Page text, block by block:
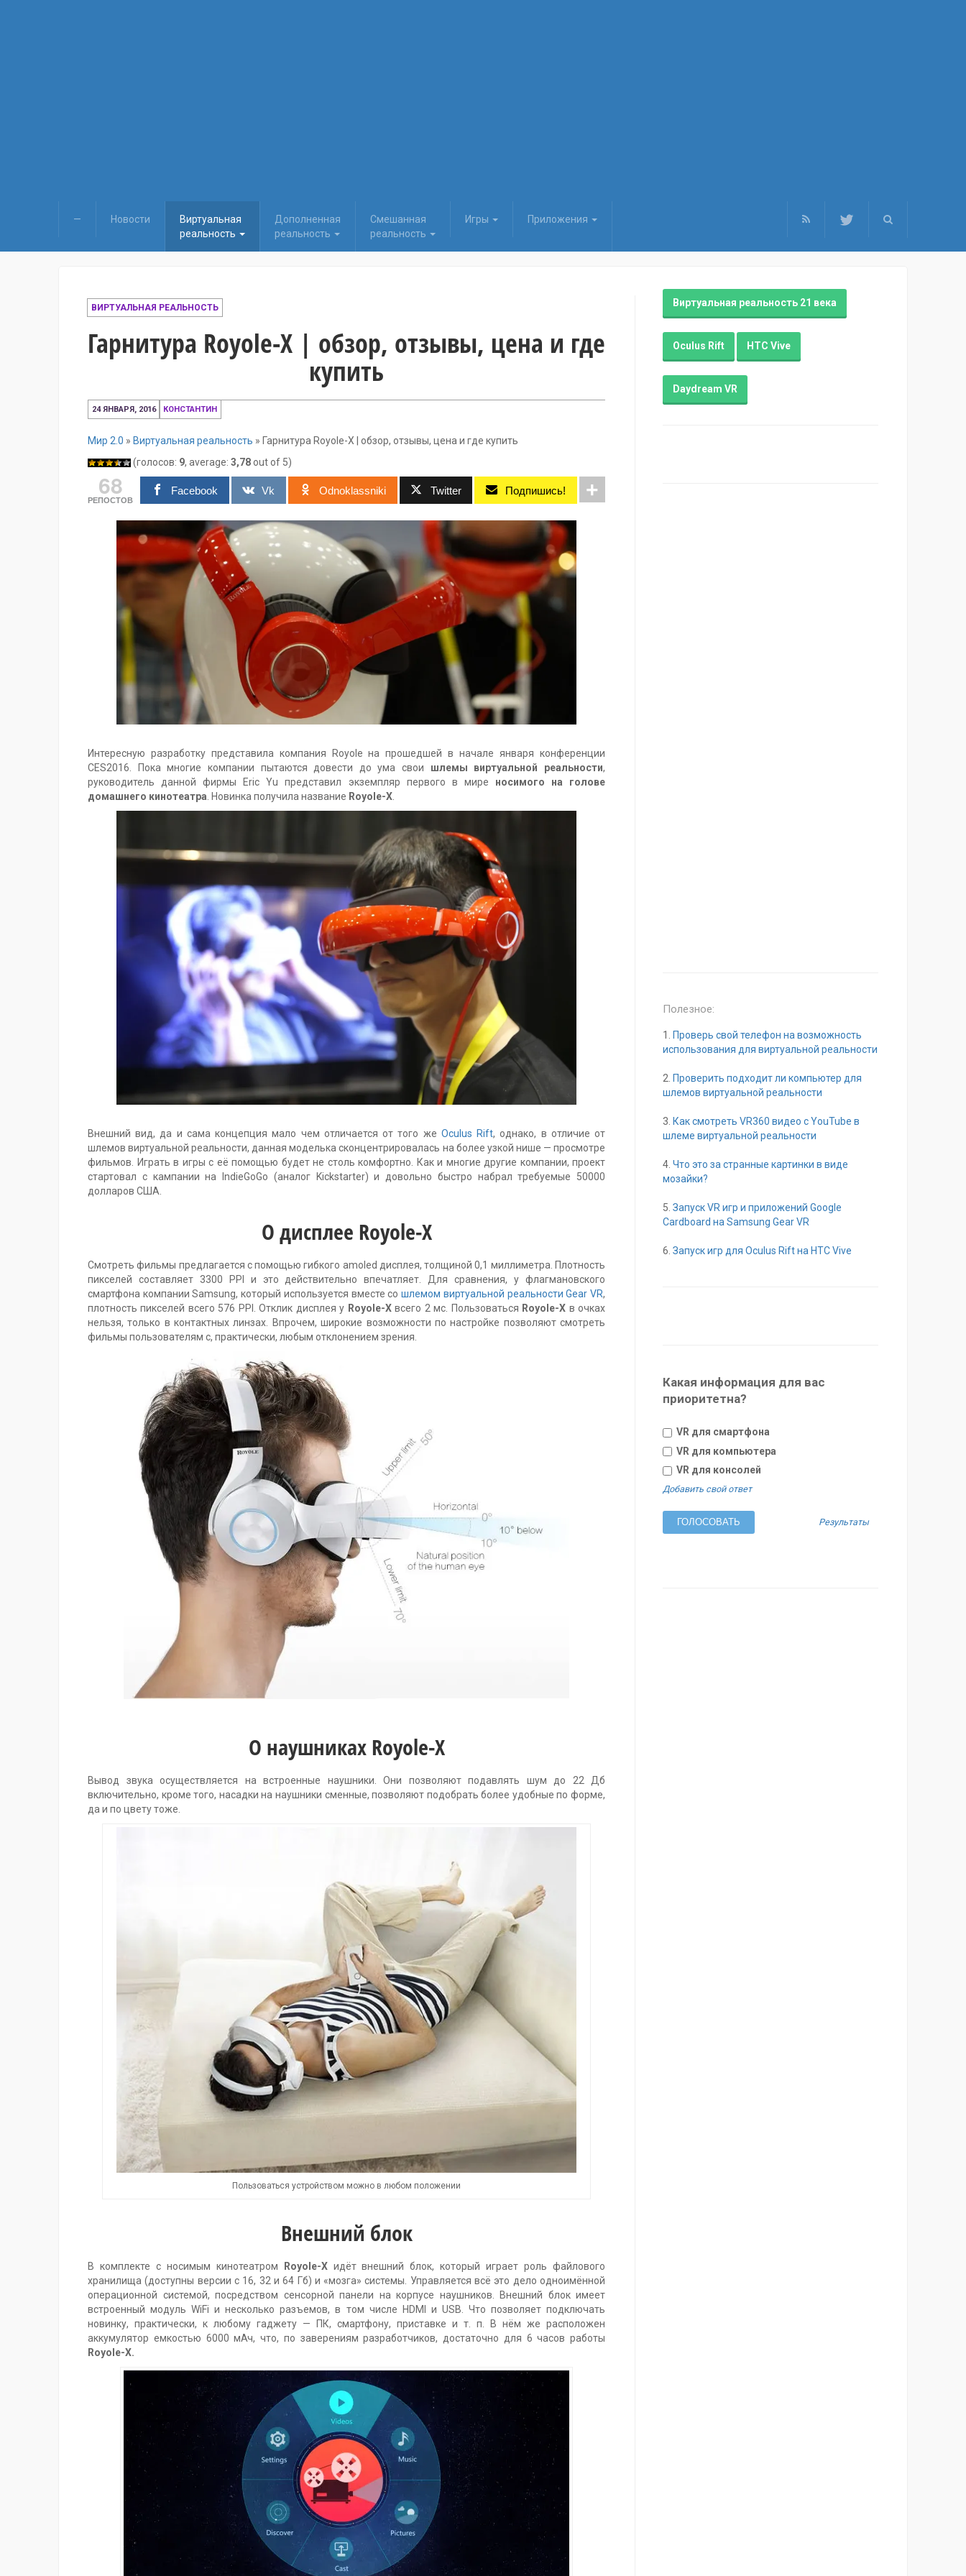
— Новости
Виртуальная
реальность
Дополненная
реальность
Смешанная
реальность
Игры Приложения
ВИРТУАЛЬНАЯ РЕАЛЬНОСТЬ
Гарнитура Royole-X | обзор, отзывы, цена и где
купить
24 ЯНВАРЯ, 2016
11
декабря,
КОНСТАНТИН
Мир 2.0 » Виртуальная реальность » Гарнитура Royole-X | обзор, отзывы, цена и где купить
(голосов: 9, average: 3,78out of 5)
68
РЕПОСТОВ
Facebook Vk Odnoklassniki Twitter Подпишись!
Интересную разработку представила компания Royole на прошедшей в начале января конференции
CES2016. Пока многие компании пытаются довести до ума свои шлемы виртуальной реальности,
руководитель данной фирмы Eric Yu представил экземпляр первого в мире носимого на голове
домашнего кинотеатра . Новинка получила название Royole-X
Внешний вид, да и сама концепция мало чем отличается от того же Oculus Rift, однако, в отличие от
шлемов виртуальной реальности, данная моделька сконцентрировалась на более узкой нише — просмотре
фильмов. Играть в игры с её помощью будет не столь комфортно. Как и многие другие компании, проект
стартовал с кампании на IndieGoGo (аналог Kickstarter) и довольно быстро набрал требуемые 50000
долларов США.
О дисплее Royole-X
Смотреть фильмы предлагается с помощью гибкого amoled дисплея, толщиной 0,1 миллиметра. Плотность
пикселей составляет 3300 PPI и это действительно впечатляет. Для сравнения, у флагмановского
смартфона компании Samsung, который используется вместе сошлемом виртуальной реальности Gear VR,
плотность пикселей всего 576 PPI. Отклик дисплея у Royole-Xвсего 2 мс. Пользоваться Royole-X в очках
нельзя, только в контактных линзах. Впрочем, широкие возможности по настройке позволяют смотреть
фильмы пользователям с, практически, любым отклонением зрения.
О наушниках Royole-X
Вывод звука осуществляется на встроенные наушники. Они позволяют подавлять шум до 22 Дб
включительно, кроме того, насадки на наушники сменные, позволяют подобрать более удобные по форме,
да и по цвету тоже.
Пользоваться устройством можно в любом положении
Внешний блок
В комплекте с носимым кинотеатром Royole-Xидёт внешний блок, который играет роль файлового
хранилища (доступны версии с 16, 32 и 64 Гб) и «мозга» системы. Управляется всё это дело одноимённой
операционной системой, посредством сенсорной панели на корпусе наушников. Внешний блок имеет
встроенный модуль WiFi и несколько разъемов, в том числе HDMI и USB. Что позволяет подключать
новинку, практически, к любому гаджету — ПК, смартфону, приставке и т. п. В нём же расположен
аккумулятор емкостью 6000 мАч, что, по заверениям разработчиков, достаточно для 6 часов работы
Royole-X.
Виртуальная реальность 21 века
Oculus Rift HTC Vive
Daydream VR
Полезное:
1.
Проверь свой телефон на возможность
использования для виртуальной реальности
2. Проверить подходит ли компьютер для
шлемов виртуальной реальности
3. Как смотреть VR360 видео с YouTube в
шлеме виртуальной реальности
4. Что это за странные картинки в виде
мозайки?
5. Запуск VR игр и приложений Google
Cardboard на Samsung Gear VR
6. Запуск игр для Oculus Rift на HTC Vive
Какая информация для вас
приоритетна?
VR для смартфона
VR для компьютера
VR для консолей
Добавить свой ответ
Результаты